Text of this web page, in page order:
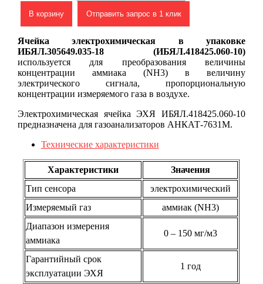
В корзину Отправить запрос в 1 клик
Ячейка электрохимическая в упаковке
ИБЯЛ.305649.035-18 (ИБЯЛ.418425.060-10)
используется для преобразования величины
концентрации аммиака (NH3) в величину
электрического сигнала, пропорциональную
концентрации измеряемого газа в воздухе.
Электрохимическая ячейка ЭХЯ ИБЯЛ.418425.060-10
предназначена для газоанализаторов АНКАТ-7631М.
Технические характеристики
Характеристики
Значения
Тип сенсора
электрохимический
Измеряемый газ
аммиак (NH3)
Диапазон измерения
аммиака
0 – 150 мг/м3
Гарантийный срок
эксплуатации ЭХЯ
1 год